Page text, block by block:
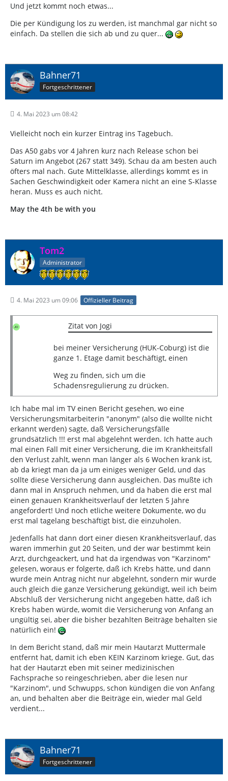
Und jetzt kommt noch etwas...
Die per Kündigung los zu werden, ist manchmal gar nicht so
einfach. Da stellen die sich ab und zu quer...
Bahner71
Fortgeschrittener
4. Mai 2023 um 08:42
Vielleicht noch ein kurzer Eintrag ins Tagebuch.
Das A50 gabs vor 4 Jahren kurz nach Release schon bei
Saturn im Angebot (267 statt 349). Schau da am besten auch
öfters mal nach. Gute Mittelklasse, allerdings kommt es in
Sachen Geschwindigkeit oder Kamera nicht an eine S-Klasse
heran. Muss es auch nicht.
May the 4th be with you
Tom2
Administrator
4. Mai 2023 um 09:06 Offizieller Beitrag
Zitat von Jogi
bei meiner Versicherung (HUK-Coburg) ist die
ganze 1. Etage damit beschäftigt, einen
Weg zu finden, sich um die
Schadensregulierung zu drücken.
Ich habe mal im TV einen Bericht gesehen, wo eine
Versicherungsmitarbeiterin "anonym" (also die wollte nicht
erkannt werden) sagte, daß Versicherungsfälle
grundsätzlich !!! erst mal abgelehnt werden. Ich hatte auch
mal einen Fall mit einer Versicherung, die im Krankheitsfall
den Verlust zahlt, wenn man länger als 6 Wochen krank ist,
ab da kriegt man da ja um einiges weniger Geld, und das
sollte diese Versicherung dann ausgleichen. Das mußte ich
dann mal in Anspruch nehmen, und da haben die erst mal
einen genauen Krankheitsverlauf der letzten 5 Jahre
angefordert! Und noch etliche weitere Dokumente, wo du
erst mal tagelang beschäftigt bist, die einzuholen.
Jedenfalls hat dann dort einer diesen Krankheitsverlauf, das
waren immerhin gut 20 Seiten, und der war bestimmt kein
Arzt, durchgeackert, und hat da irgendwas von "Karzinom"
gelesen, woraus er folgerte, daß ich Krebs hätte, und dann
wurde mein Antrag nicht nur abgelehnt, sondern mir wurde
auch gleich die ganze Versicherung gekündigt, weil ich beim
Abschluß der Versicherung nicht angegeben hätte, daß ich
Krebs haben würde, womit die Versicherung von Anfang an
ungültig sei, aber die bisher bezahlten Beiträge behalten sie
natürlich ein!
In dem Bericht stand, daß mir mein Hautarzt Muttermale
entfernt hat, damit ich eben KEIN Karzinom kriege. Gut, das
hat der Hautarzt eben mit seiner medizinischen
Fachsprache so reingeschrieben, aber die lesen nur
"Karzinom", und Schwupps, schon kündigen die von Anfang
an, und behalten aber die Beiträge ein, wieder mal Geld
verdient...
Bahner71
Fortgeschrittener